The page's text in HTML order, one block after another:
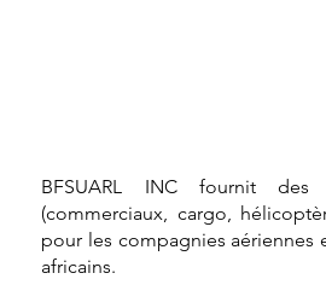
BFSUARL INC fournit des
(commerciaux, cargo,
pour les compagnies aériennes
africains.